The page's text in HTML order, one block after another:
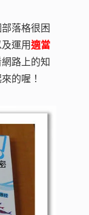
落格很困
運用適當
路上的知
的喔！